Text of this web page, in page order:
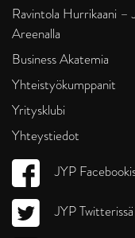
Ravintola Hurrikaani –
Areenalla
Business Akatemia
Yhteistyökumppanit
Yritysklubi
Yhteystiedot
JYP
JYP Twitterissä